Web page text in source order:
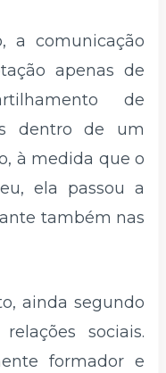
a comunicação
apenas de
de
dentro de um
à medida que o
ela passou a
também nas
ainda segundo
sociais.
formador e